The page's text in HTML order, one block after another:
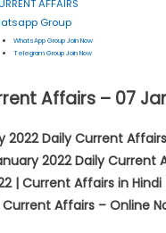
AFFAIRS
Group
WhatsApp Group Join Now
Telegram Group Join Now
Affairs – 07
2022 Daily Current
2022 Daily
| Current Affairs in
Affairs – Online